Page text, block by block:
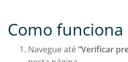
Como funciona
Navegue até“Verificar